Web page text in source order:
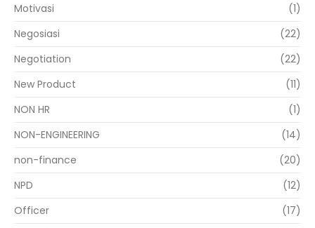
Motivasi
(1)
Negosiasi
(22)
Negotiation
(22)
New Product
(11)
NON HR
(1)
NON-ENGINEERING
(14)
non-finance
(20)
NPD
(12)
Officer
(17)